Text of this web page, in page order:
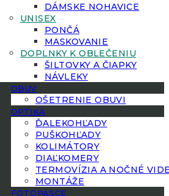
DÁMSKE NOHAVICE
UNISEX
PONČÁ
MASKOVANIE
DOPLNKY K OBLEČENIU
ŠILTOVKY A ČIAPKY
NÁVLEKY
OBUV
OŠETRENIE OBUVI
OPTIKA
ĎALEKOHĽADY
PUŠKOHĽADY
KOLIMÁTORY
DIAĽKOMERY
TERMOVÍZIA A NOČNÉ
MONTÁŽE
FOTOPASCE